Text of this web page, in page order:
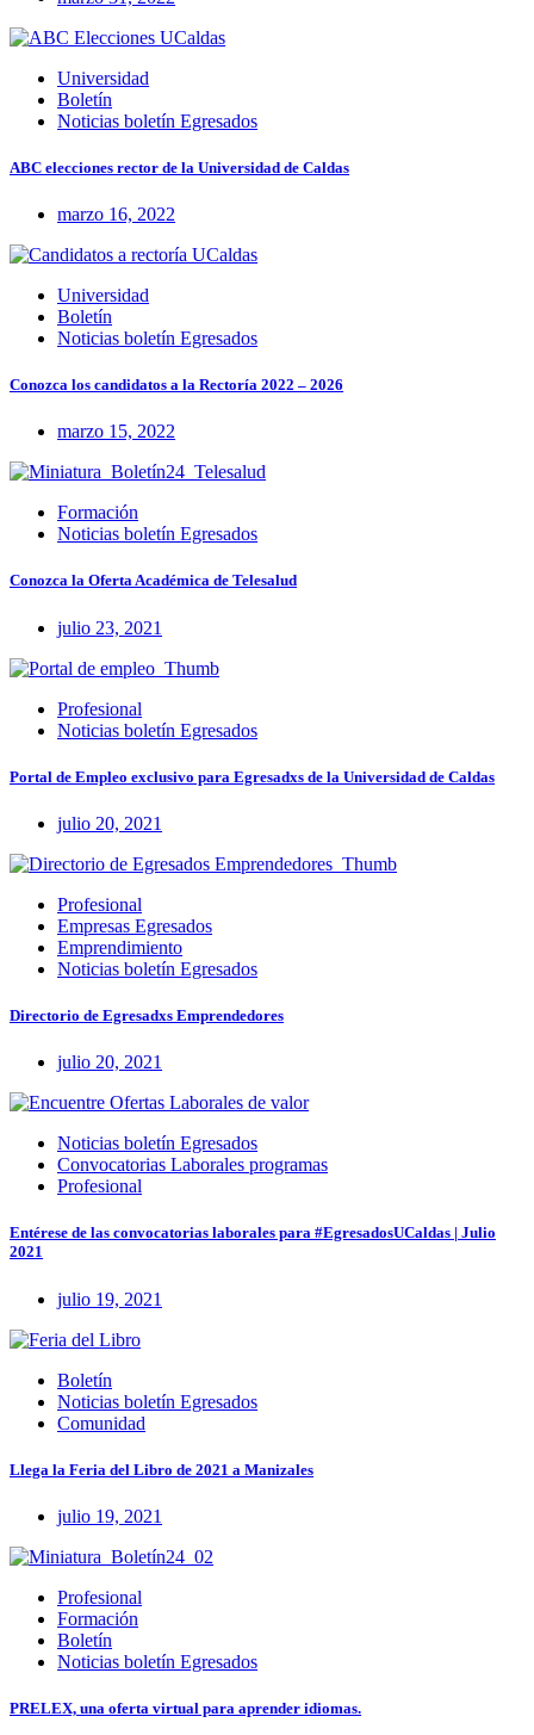
Universidad
Boletín
Noticias boletín Egresados
ABC elecciones rector de la Universidad de Caldas
marzo 16, 2022
Universidad
Boletín
Noticias boletín Egresados
Conozca los candidatos a la Rectoría 2022 – 2026
marzo 15, 2022
Formación
Noticias boletín Egresados
Conozca la Oferta Académica de Telesalud
julio 23, 2021
Profesional
Noticias boletín Egresados
Portal de Empleo exclusivo para Egresadxs de la Universidad de Caldas
julio 20, 2021
Profesional
Empresas Egresados
Emprendimiento
Noticias boletín Egresados
Directorio de Egresadxs Emprendedores
julio 20, 2021
Noticias boletín Egresados
Convocatorias Laborales programas
Profesional
Entérese de las convocatorias laborales para #EgresadosUCaldas | Julio
2021
julio 19, 2021
Boletín
Noticias boletín Egresados
Comunidad
Llega la Feria del Libro de 2021 a Manizales
julio 19, 2021
Profesional
Formación
Boletín
Noticias boletín Egresados
PRELEX, una oferta virtual para aprender idiomas.